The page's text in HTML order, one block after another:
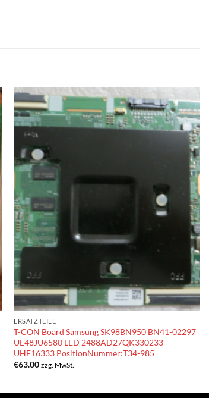
ERSATZTEILE
T-CON Board Samsung SK98BN950 BN41-02297
UE48JU6580 LED 2488AD27QK330233
UHF16333 PositionNummer:T34-985
€63.00 zzg. MwSt.